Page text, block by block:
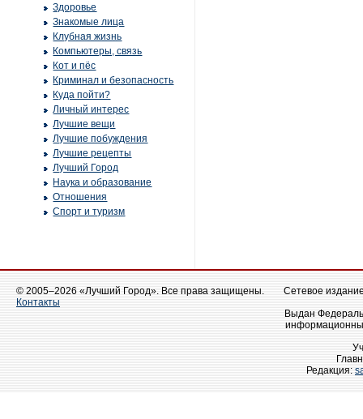
Здоровье
Знакомые лица
Клубная жизнь
Компьютеры, связь
Кот и пёс
Криминал и безопасность
Куда пойти?
Личный интерес
Лучшие вещи
Лучшие побуждения
Лучшие рецепты
Лучший Город
Наука и образование
Отношения
Спорт и туризм
© 2005–2026 «Лучший Город». Все права защищены.
Контакты
Сетевое
Выдан
Редакция: